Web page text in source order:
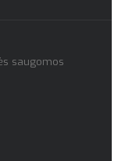
saugomos